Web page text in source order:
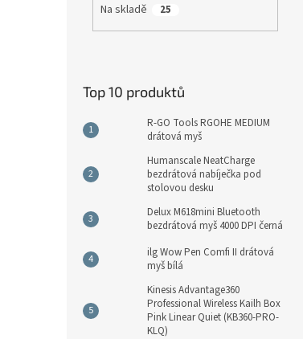
Na skladě 25
Top 10 produktů
R-GO Tools RGOHE MEDIUM
drátová myš
Humanscale NeatCharge
bezdrátová nabíječka pod
stolovou desku
Delux M618mini Bluetooth
bezdrátová myš 4000 DPI černá
ilg Wow Pen Comfi II drátová
myš bílá
Kinesis Advantage360
Professional Wireless Kailh Box
Pink Linear Quiet (KB360-PRO-
KLQ)